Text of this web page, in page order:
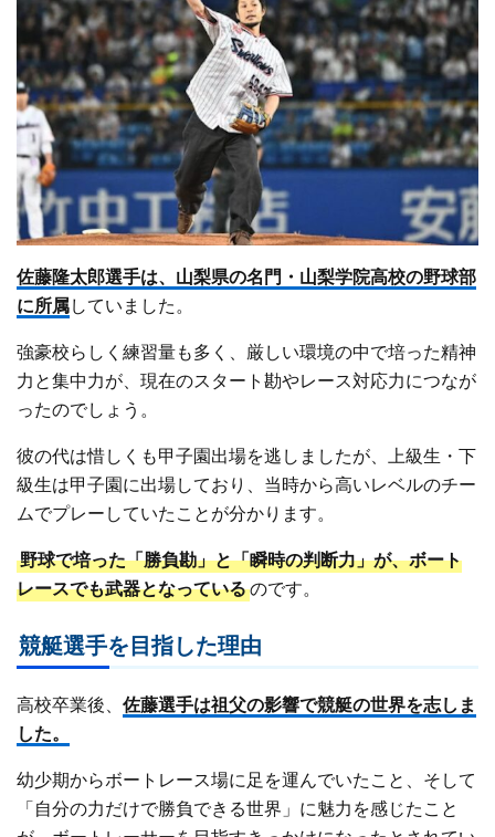
佐藤隆太郎選手は、山梨県の名門・山梨学院高校の野球部
に所属していました。
強豪校らしく練習量も多く、厳しい環境の中で培った精神
力と集中力が、現在のスタート勘やレース対応力につなが
ったのでしょう。
彼の代は惜しくも甲子園出場を逃しましたが、上級生・下
級生は甲子園に出場しており、当時から高いレベルのチー
ムでプレーしていたことが分かります。
野球で培った「勝負勘」と「瞬時の判断力」が、ボート
レースでも武器となっているのです。
競艇選手を目指した理由
高校卒業後、佐藤選手は祖父の影響で競艇の世界を志しま
した。
幼少期からボートレース場に足を運んでいたこと、そして
「自分の力だけで勝負できる世界」に魅力を感じたこと